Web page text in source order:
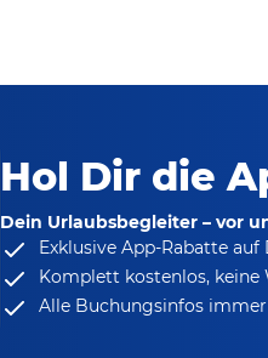
Hol Dir die
Dein Urlaubsbegleiter – vor
Exklusive App-Rabatteauf
Komplett kostenlos, keine
Alle Buchungsinfos